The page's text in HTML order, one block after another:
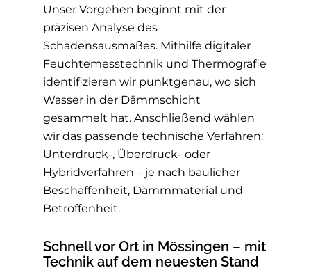
Unser Vorgehen beginnt mit der
präzisen Analyse des
Schadensausmaßes. Mithilfe digitaler
Feuchtemesstechnik und Thermografie
identifizieren wir punktgenau, wo sich
Wasser in der Dämmschicht
gesammelt hat. Anschließend wählen
wir das passende technische Verfahren:
Unterdruck-, Überdruck- oder
Hybridverfahren – je nach baulicher
Beschaffenheit, Dämmmaterial und
Betroffenheit.
Schnell vor Ort in Mössingen – mit
Technik auf dem neuesten Stand